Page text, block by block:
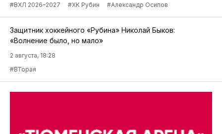
#ВХЛ 2026-2027
#ХК Рубин #Александр Осипов
Защитник хоккейного «Рубина» Николай Быков:
«Волнение было, но мало»
2 августа, 18:28
#ВТорая